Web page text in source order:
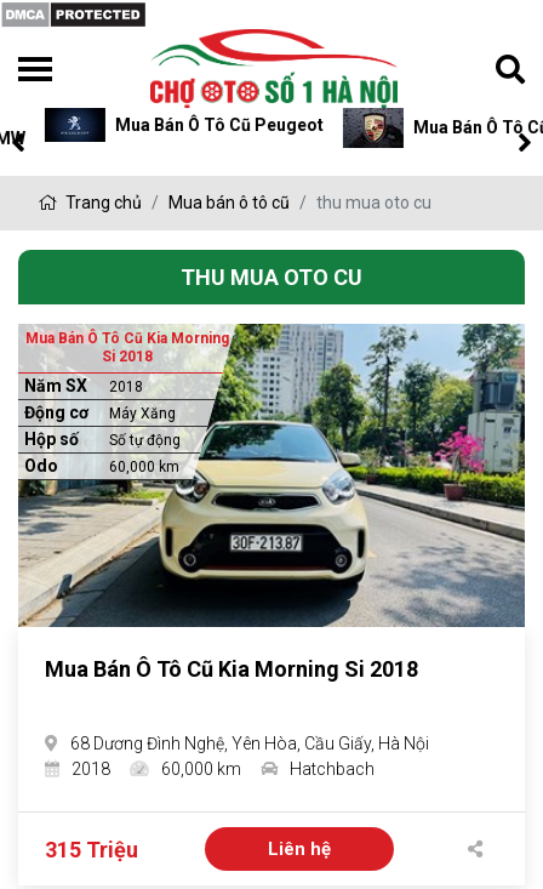
Mua Bán Ô Tô Cũ Peugeot Mua Bán Ô Tô Cũ
Trang chủ Mua bán ô tô cũ thu mua oto cu
THU MUA OTO CU
Mua Bán Ô Tô Cũ Kia Morning
Si 2018
Năm SX 2018
Động cơ Máy Xăng
Hộp số Số tự động
Odo 60,000 km
Mua Bán Ô Tô Cũ Kia Morning Si 2018
68 Dương Đình Nghệ, Yên Hòa, Cầu Giấy, Hà Nội
2018
60,000 km Hatchbach
315 Triệu Liên hệ